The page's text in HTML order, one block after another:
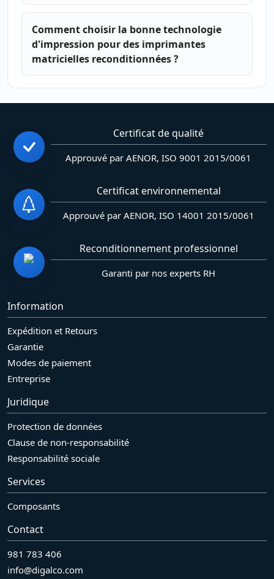
Comment choisir la bonne technologie
d'impression pour des imprimantes
matricielles reconditionnées ?
Certificat de qualité
Approuvé par AENOR, ISO 9001 2015/0061
Certificat environnemental
Approuvé par AENOR, ISO 14001 2015/0061
Reconditionnement professionnel
Garanti par nos experts RH
Information
Expédition et Retours
Garantie
Modes de paiement
Entreprise
Juridique
Protection de données
Clause de non-responsabilité
Responsabilité sociale
Services
Composants
Contact
981 783 406
info@digalco.com